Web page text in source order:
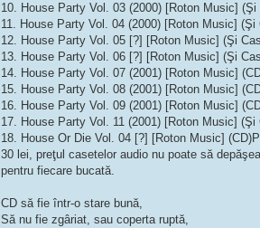
10. House Party Vol. 03 (2000) [Roton Music] (Şi
11. House Party Vol. 04 (2000) [Roton Music] (Şi
12. House Party Vol. 05 [?] [Roton Music] (Şi
13. House Party Vol. 06 [?] [Roton Music] (Şi
14. House Party Vol. 07 (2001) [Roton Music]
15. House Party Vol. 08 (2001) [Roton Music]
16. House Party Vol. 09 (2001) [Roton Music]
17. House Party Vol. 11 (2001) [Roton Music] (Şi
18. House Or Die Vol. 04 [?] [Roton Music]
30 lei, preţul casetelor audio nu poate să
pentru fiecare bucată.
CD să fie într-o stare bună,
Să nu fie zgâriat, sau coperta ruptă,